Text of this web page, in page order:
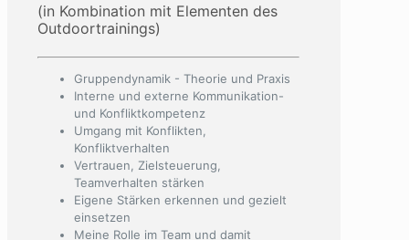
(in Kombination mit Elementen des
Outdoortrainings)
Gruppendynamik - Theorie und Praxis
Interne und externe Kommunikation-
und Konfliktkompetenz
Umgang mit Konflikten,
Konfliktverhalten
Vertrauen, Zielsteuerung,
Teamverhalten stärken
Eigene Stärken erkennen und gezielt
einsetzen
Meine Rolle im Team und damit